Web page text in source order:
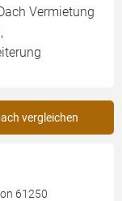
Vermietung
vergleichen
61250